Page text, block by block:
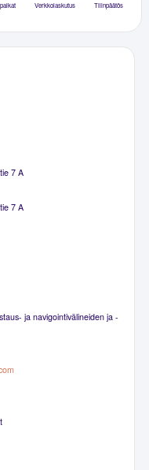
Verkkolaskutus Tilinpäätös
7 A
7 A
ja navigointivälineiden ja -